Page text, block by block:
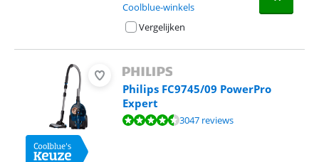
Coolblue-winkels
Vergelijken
Philips FC9745/09 PowerPro
Expert
Beoordeling is 8,8 van de 10, gebaseerd op 3047 reviews.
3047 reviews